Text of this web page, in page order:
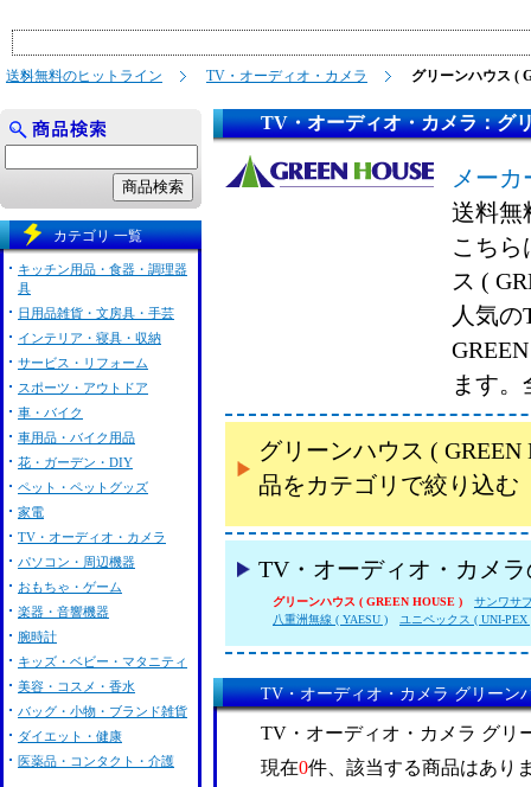
送料無料のヒットライン TV・オーディオ・カメラ グリーンハウス (
TV・オーディオ・カメラ：グ
メーカ
送料無
こちら
ス (
人気
ます
グリーンハウス (
品をカテゴリで絞り込む
TV・オーディオ・カメ
グリーンハウス ( GREEN HOUSE )
サンワサ
八重洲無線 ( YAESU )
ユニペックス ( UNI-PEX
TV・オーディオ・カメラ グリー
TV・オーディオ・カメラ グリ
現在0件、該当する商品はあり
カテゴリ 一覧
キッチン用品・食器・調理器
具
日用品雑貨・文房具・手芸
インテリア・寝具・収納
サービス・リフォーム
スポーツ・アウトドア
車・バイク
車用品・バイク用品
花・ガーデン・DIY
ペット・ペットグッズ
家電
TV・オーディオ・カメラ
パソコン・周辺機器
おもちゃ・ゲーム
楽器・音響機器
腕時計
キッズ・ベビー・マタニティ
美容・コスメ・香水
バッグ・小物・ブランド雑貨
ダイエット・健康
医薬品・コンタクト・介護